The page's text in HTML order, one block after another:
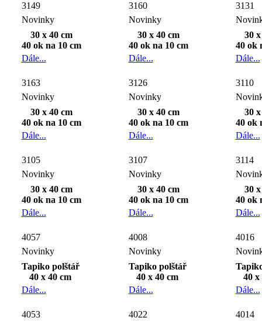
3149
Novinky
30 x 40 cm
40 ok na 10 cm
Dále...
3160
Novinky
30 x 40 cm
40 ok na 10 cm
Dále...
3131
30
40 ok
Dále...
3163
Novinky
30 x 40 cm
40 ok na 10 cm
Dále...
3126
Novinky
30 x 40 cm
40 ok na 10 cm
Dále...
3110
30
40 ok
Dále...
3105
Novinky
30 x 40 cm
40 ok na 10 cm
Dále...
3107
Novinky
30 x 40 cm
40 ok na 10 cm
Dále...
3114
30
40 ok
Dále...
4057
Novinky
Tapiko polštář
40 x 40 cm
Dále...
4008
Novinky
Tapiko polštář
40 x 40 cm
Dále...
4016
40 x
Dále...
4053 4022 4014